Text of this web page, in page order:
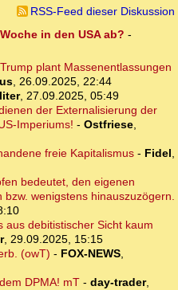
RSS-Feed dieser Diskussion
in den USA ab? -
plant Massenentlassungen
, 26.09.2025, 22:44
, 27.09.2025, 05:49
der Externalisierung der
Imperiums! - Ostfriese,
freie Kapitalismus- Fidel,
bedeutet, den eigenen
wenigstens hinauszuzögern.
aus debitistischer Sicht kaum
, 29.09.2025, 15:15
(owT) - FOX-NEWS,
DPMA! mT- day-trader,